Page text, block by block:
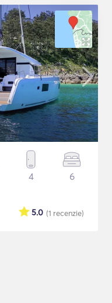
4 6
(1 recenzie)
5.0